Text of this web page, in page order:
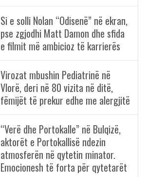
Si e solli Nolan “Odisenë” në ekran,
pse zgjodhi Matt Damon dhe sfida
e filmit më ambicioz të karrierës
Virozat mbushin Pediatrinë në
Vlorë, deri në 80 vizita në ditë,
fëmijët të prekur edhe me alergjitë
“Verë dhe Portokalle” në Bulqizë,
aktorët e Portokallisë ndezin
atmosferën në qytetin minator.
Emocionesh të forta për qytetarët